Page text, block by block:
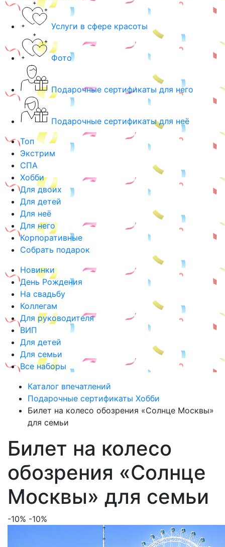
Услуги в сфере красоты
Фото
Подарочные сертификаты для него
Подарочные сертификаты для неё
Топ
Экстрим
СПА
Хобби
Для двоих
Для детей
Для неё
Для него
Корпоративные
Собрать подарок
Новинки
День Рождения
На свадьбу
Коллегам
Для руководителя
ВИП
Для детей
Для семьи
Все наборы
Каталог впечатлений
Подарочные сертификаты Хобби
Билет на колесо обозрения «Солнце Москвы»
для семьи
Билет на колесо
обозрения «Солнце
Москвы» для семьи
-10% -10%